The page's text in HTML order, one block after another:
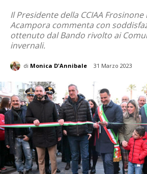
Il Presidente della CCIAA
Acampora commenta con
ottenuto dal Bando rivolto ai
invernali.
di Monica D'Annibale 31 Marzo 2023